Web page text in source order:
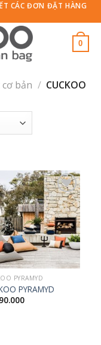
CÁC ĐƠN ĐẶT HÀNG
0
bản / CUCKOO
Thêm
vào
yêu
thích
PYRAMYD
PYRAMYD